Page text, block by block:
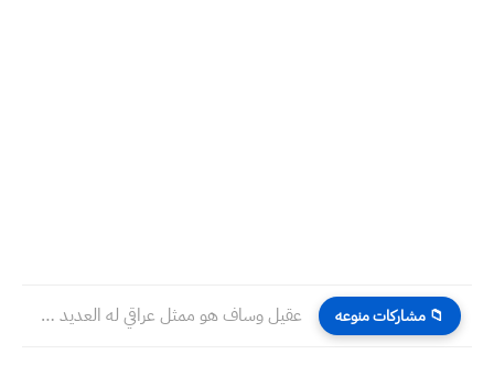
📁 مشاركات منوعه عقيل وساف هو ممثل عراقي له العديد من الأعمال المسرحية...